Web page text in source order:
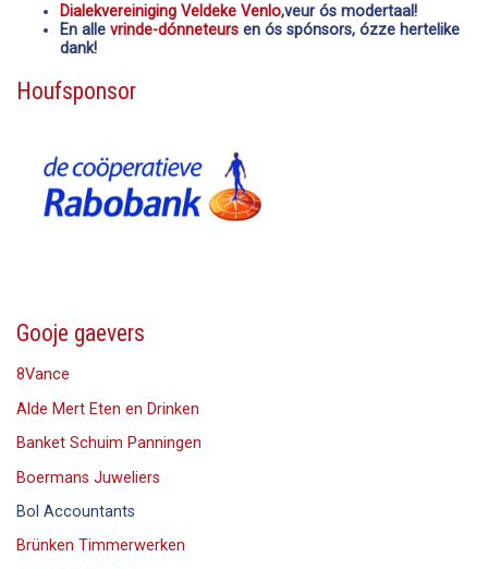
Dialekvereiniging Veldeke Venlo,veur ós modertaal!
En alle vrinde-dónneteurs en ós spónsors, ózze hertelike
dank!
Houfsponsor
Gooje gaevers
8Vance
Alde Mert Eten en Drinken
Banket Schuim Panningen
Boermans Juweliers
Bol Accountants
Brünken Timmerwerken